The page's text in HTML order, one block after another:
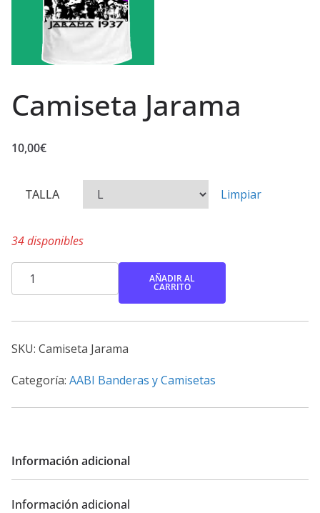
Camiseta Jarama
10,00€
TALLA Limpiar
34 disponibles
Camiseta
Jarama
AÑADIR AL
CARRITO
SKU: Camiseta Jarama
Categoría: AABI Banderas y Camisetas
Información adicional
Información adicional